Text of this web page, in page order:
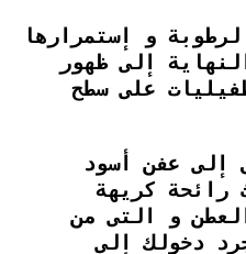
و إستمرارها
إلى ظهور
على سطح
إلى عفن أسود
رائحة كريهة
و التى من
دخولك إلى